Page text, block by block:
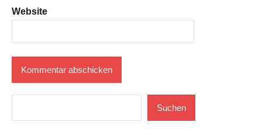
Website
Suchen